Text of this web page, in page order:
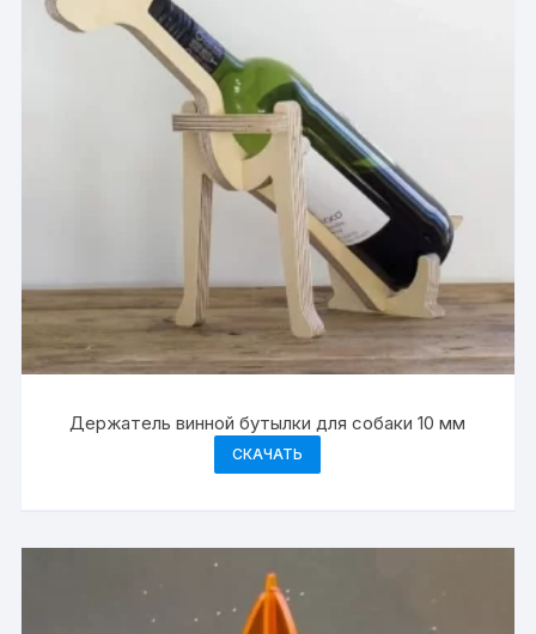
Держатель винной бутылки для собаки 10 мм
СКАЧАТЬ